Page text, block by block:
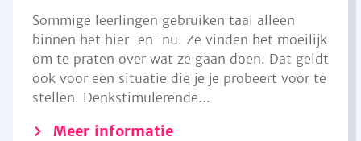
Sommige leerlingen gebruiken taal alleen
binnen het hier-en-nu. Ze vinden het moeilijk
om te praten over wat ze gaan doen. Dat geldt
ook voor een situatie die je je probeert voor te
stellen. Denkstimulerende...
Meer informatie